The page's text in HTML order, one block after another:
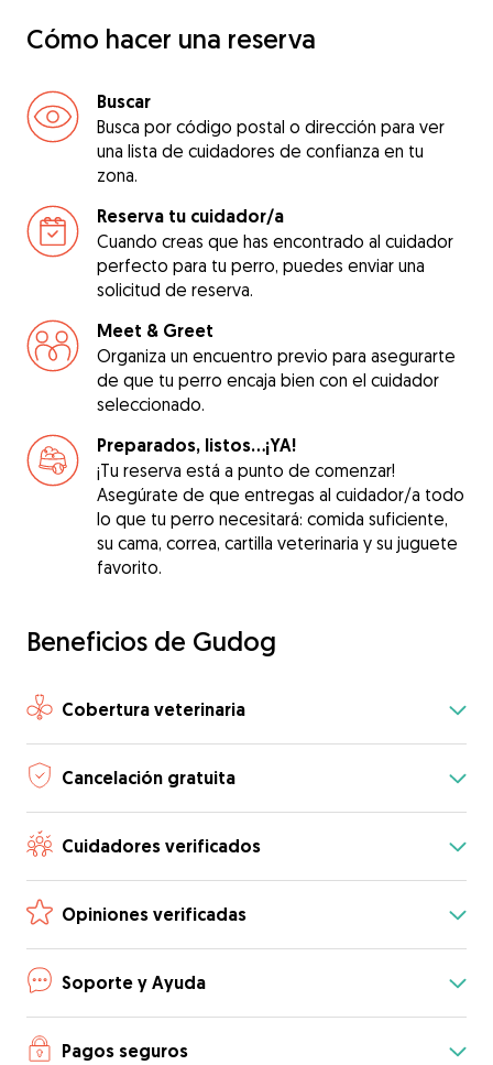
Cómo hacer una reserva
Buscar
Busca por código postal o dirección para ver
una lista de cuidadores de confianza en tu
zona.
Reserva tu cuidador/a
Cuando creas que has encontrado al cuidador
perfecto para tu perro, puedes enviar una
solicitud de reserva.
Meet & Greet
Organiza un encuentro previo para asegurarte
de que tu perro encaja bien con el cuidador
seleccionado.
Preparados, listos...¡YA!
¡Tu reserva está a punto de comenzar!
Asegúrate de que entregas al cuidador/a todo
lo que tu perro necesitará: comida suficiente,
su cama, correa, cartilla veterinaria y su juguete
favorito.
Beneficios de Gudog
Cobertura veterinaria
Cancelación gratuita
Cuidadores verificados
Opiniones verificadas
Soporte y Ayuda
Pagos seguros